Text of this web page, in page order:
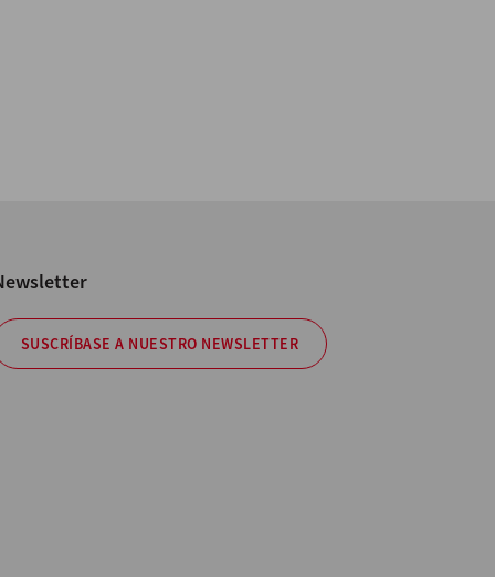
SUSCRÍBASE A NUESTRO NEWSLETTER